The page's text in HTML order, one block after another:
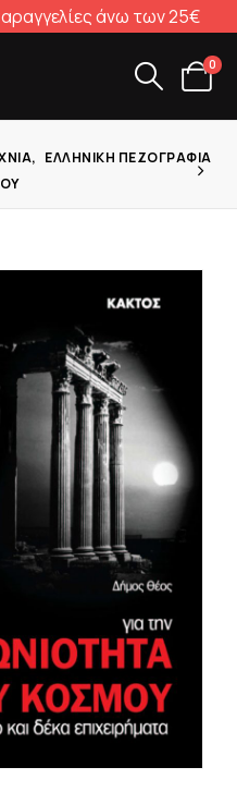
άνω των 25€
0
, ΕΛΛΗΝΙΚΉ ΠΕΖΟΓΡΑΦΊΑ